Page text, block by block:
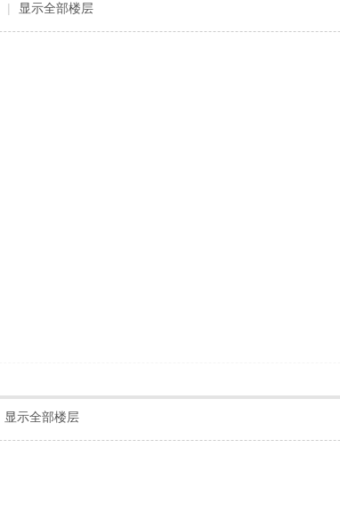
| 显示全部楼层
显示全部楼层